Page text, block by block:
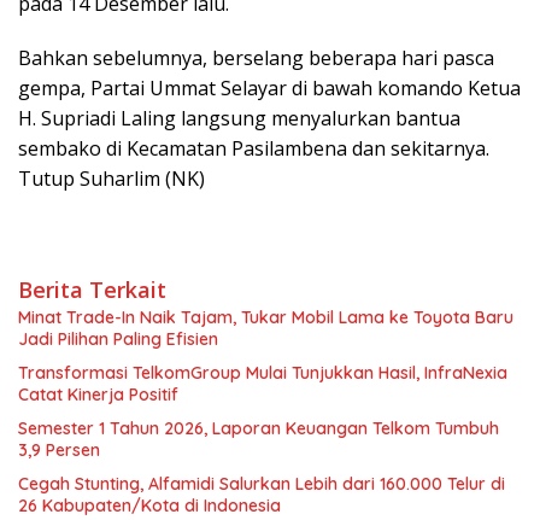
Bahkan sebelumnya, berselang beberapa hari pasca
gempa, Partai Ummat Selayar di bawah komando Ketua
H. Supriadi Laling langsung menyalurkan bantua
sembako di Kecamatan Pasilambena dan sekitarnya.
Tutup Suharlim (NK)
Berita Terkait
Minat Trade-In Naik Tajam, Tukar Mobil Lama ke Toyota Baru
Jadi Pilihan Paling Efisien
Transformasi TelkomGroup Mulai Tunjukkan Hasil, InfraNexia
Catat Kinerja Positif
Semester 1 Tahun 2026, Laporan Keuangan Telkom Tumbuh
3,9 Persen
Cegah Stunting, Alfamidi Salurkan Lebih dari 160.000 Telur di
26 Kabupaten/Kota di Indonesia